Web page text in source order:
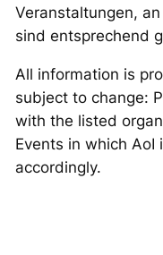
Veranstaltungen,
sind entsprechend
All information is
subject to change:
with the listed
Events in which AoI
accordingly.